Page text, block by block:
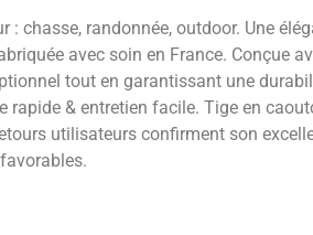
chasse, randonnée, outdoor. Une
avec soin en France. Conçue
tout en garantissant une
rapide & entretien facile. Tige en
utilisateurs confirment son